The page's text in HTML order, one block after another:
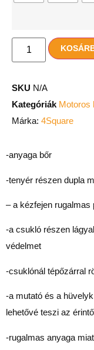
SKU N/A
Kategóriák Motoros
Márka: 4Square
-anyaga bőr
-tenyér részen dupla
– a kézfejen
-a csukló részen
védelmet
-csuklónál tépőzárral
-a mutató és a
lehetővé teszi az
-rugalmas anyaga